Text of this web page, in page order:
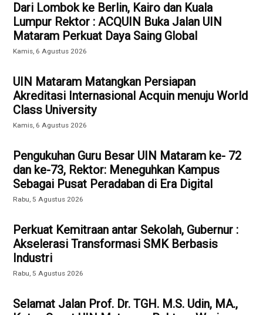
Dari Lombok ke Berlin, Kairo dan Kuala
Lumpur Rektor : ACQUIN Buka Jalan UIN
Mataram Perkuat Daya Saing Global
Kamis, 6 Agustus 2026
UIN Mataram Matangkan Persiapan
Akreditasi Internasional Acquin menuju World
Class University
Kamis, 6 Agustus 2026
Pengukuhan Guru Besar UIN Mataram ke- 72
dan ke-73, Rektor: Meneguhkan Kampus
Sebagai Pusat Peradaban di Era Digital
Rabu, 5 Agustus 2026
Perkuat Kemitraan antar Sekolah, Gubernur :
Akselerasi Transformasi SMK Berbasis
Industri
Rabu, 5 Agustus 2026
Selamat Jalan Prof. Dr. TGH. M.S. Udin, MA.,